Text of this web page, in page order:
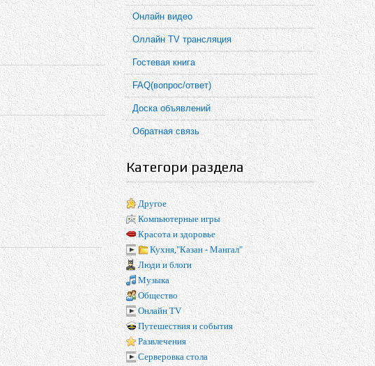
Онлайн видео
Оллайн TV трансляция
Гостевая книга
FAQ(вопрос/ответ)
Доска объявлений
Обратная связь
Категори раздела
Другое
Компьютерные игры
Красота и здоровье
Кухня,"Казан - Мангал"
Люди и блоги
Музыка
Общество
Онлайн TV
Путешествия и события
Развлечения
Серверовка стола